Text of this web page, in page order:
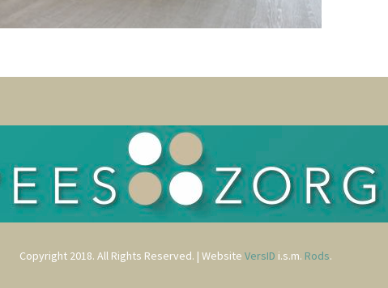
Copyright 2018. All Rights Reserved. | Website VersID i.s.m. Rods.